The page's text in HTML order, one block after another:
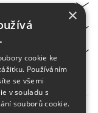
×
cookie ke
Používáním
se všemi
v souladu s
souborů cookie.